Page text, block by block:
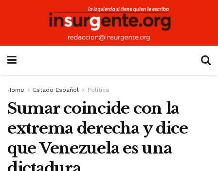
Home Estado Español Política
Sumar coincide con la
extrema derecha y dice
que Venezuela es una